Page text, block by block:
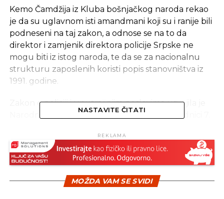
Kemo Čamdžija iz Kluba bošnjačkog naroda rekao
je da su uglavnom isti amandmani koji su i ranije bili
podneseni na taj zakon, a odnose se na to da
direktor i zamjenik direktora policije Srpske ne
mogu biti iz istog naroda, te da se za nacionalnu
strukturu zaposlenih koristi popis stanovništva iz
1991. godine.
Zakon o policiji i unutrašnjim poslovima usvojila je
Narodna skupština Republike Srpske na sjednici 7.
interesa podnijeli su klubovi Hrvata i Bošnjaka u
Vijeću naroda.
Ovaj zakon bio je usvojen krajem decembra prošle
godine, ali je ponovo vraćen u Narodnu skupštinu
NASTAVITE ČITATI
REKLAMA
MOŽDA VAM SE SVIDI